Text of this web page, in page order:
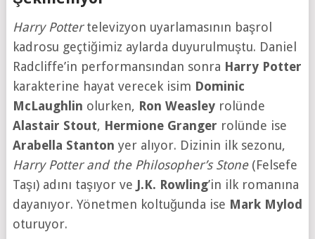
Harry Pottertelevizyon uyarlamasının başrol
kadrosu geçtiğimiz aylarda duyurulmuştu. Daniel
Radcliffe’in performansından sonra Harry Potter
karakterine hayat verecek isim Dominic
McLaughlin olurken, Ron Weasleyrolünde
Alastair Stout, Hermione Granger rolünde ise
Arabella Stanton yer alıyor. Dizinin ilk sezonu,
Harry Potter and the Philosopher’s Stone(Felsefe
Taşı) adını taşıyor ve J.K. Rowling’in ilk romanına
dayanıyor. Yönetmen koltuğunda ise Mark Mylod
oturuyor.